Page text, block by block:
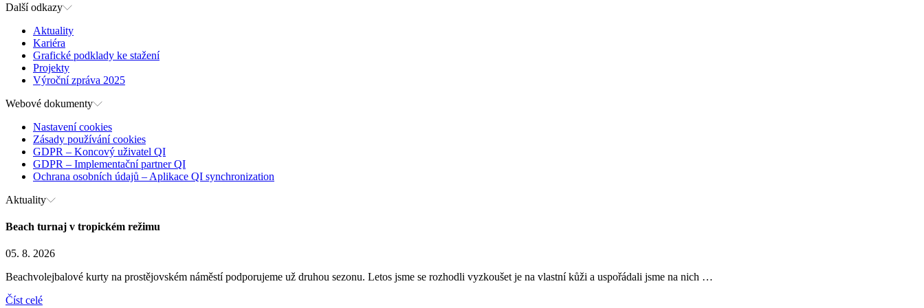
Další odkazy
Aktuality
Kariéra
Grafické podklady ke stažení
Projekty
Výroční zpráva 2025
Webové dokumenty
Nastavení cookies
Zásady používání cookies
GDPR – Koncový uživatel QI
GDPR – Implementační partner QI
Ochrana osobních údajů – Aplikace QI synchronization
Aktuality
Beach turnaj v tropickém režimu
05. 8. 2026
Beachvolejbalové kurty na prostějovském náměstí podporujeme už druhou sezonu. Letos jsme se rozhodli vyzkoušet je na vlastní kůži a uspořádali jsme na nich …
Číst celé